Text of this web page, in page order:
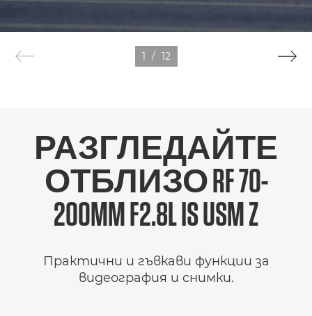
1 / 12
РАЗГЛЕДАЙТЕ
ОТБЛИЗО RF 70-
200MM F2.8L IS USM Z
Практични и гъвкави функции за
видеография и снимки.